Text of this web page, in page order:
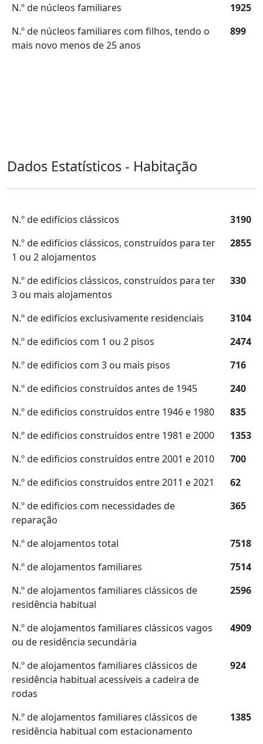
N.º de núcleos familiares
1925
N.º de núcleos familiares com filhos, tendo o
mais novo menos de 25 anos
899
Dados Estatísticos - Habitação
N.º de edifícios clássicos
3190
N.º de edifícios clássicos, construídos para ter
1 ou 2 alojamentos
2855
N.º de edifícios clássicos, construídos para ter
3 ou mais alojamentos
330
N.º de edifícios exclusivamente residenciais
3104
N.º de edificios com 1 ou 2 pisos
2474
N.º de edificios com 3 ou mais pisos
716
N.º de edificios construídos antes de 1945
240
N.º de edificios construídos entre 1946 e 1980
835
N.º de edificios construídos entre 1981 e 2000
1353
N.º de edificios construídos entre 2001 e 2010
700
N.º de edificios construídos entre 2011 e 2021
62
N.º de edificios com necessidades de
reparação
365
N.º de alojamentos total
7518
N.º de alojamentos familiares
7514
N.º de alojamentos familiares clássicos de
residência habitual
2596
N.º de alojamentos familiares clássicos vagos
ou de residência secundária
4909
N.º de alojamentos familiares clássicos de
residência habitual acessíveis a cadeira de
rodas
924
N.º de alojamentos familiares clássicos de
residência habitual com estacionamento
1385